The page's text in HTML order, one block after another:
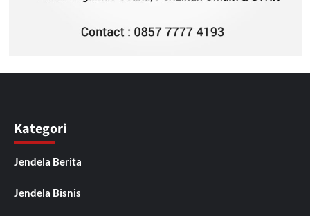
Kategori
Jendela Berita
Jendela Bisnis